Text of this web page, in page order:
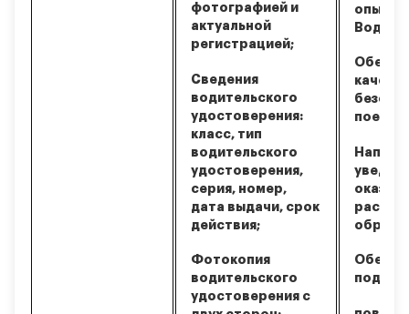
фотографией и
актуальной
регистрацией;
Сведения
водительского
удостоверения:
класс, тип
водительского
удостоверения,
серия, номер,
дата выдачи, срок
действия;
Фотокопия
водительского
удостоверения с
опыта